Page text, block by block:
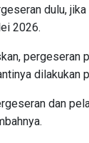
dulu,
2026.
pergeseran
dilakukan
dan